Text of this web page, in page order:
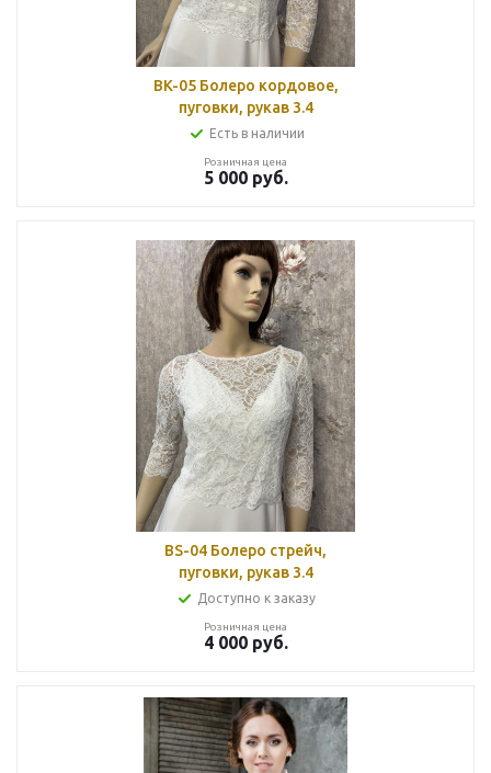
BK-05 Болеро кордовое,
пуговки, рукав 3.4
Есть в наличии
Розничная цена
5 000руб.
BS-04 Болеро стрейч,
пуговки, рукав 3.4
Доступно к заказу
Розничная цена
4 000руб.